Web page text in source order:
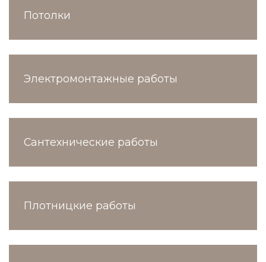
Потолки
Электромонтажные работы
Сантехнические работы
Плотницкие работы